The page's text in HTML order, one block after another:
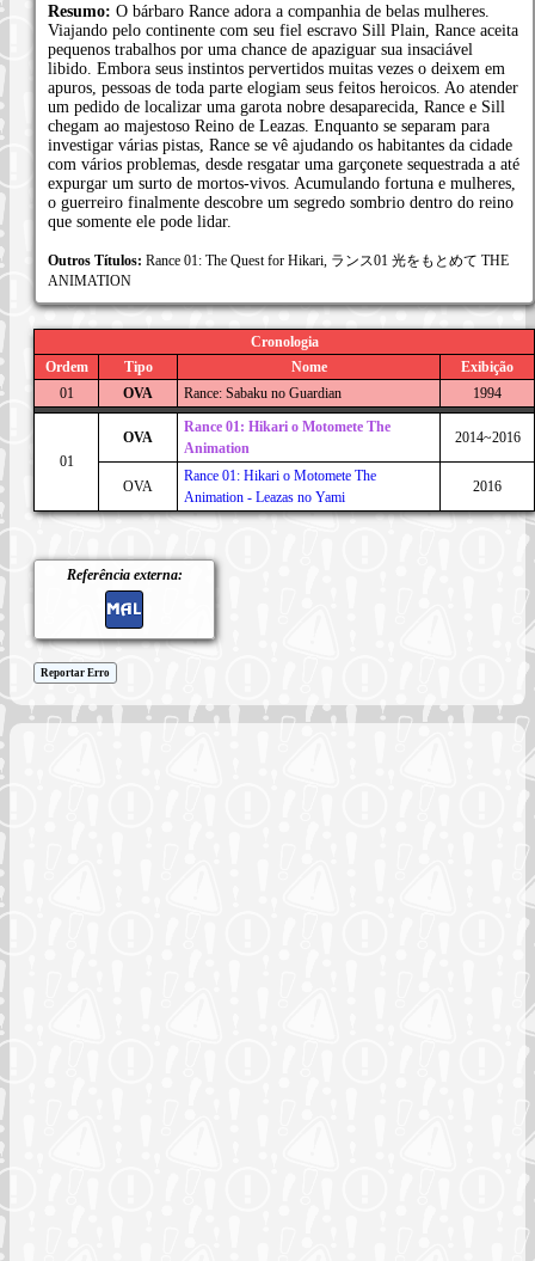
Resumo: O bárbaro Rance adora a companhia de belas mulheres.
Viajando pelo continente com seu fiel escravo Sill Plain, Rance aceita
pequenos trabalhos por uma chance de apaziguar sua insaciável
libido. Embora seus instintos pervertidos muitas vezes o deixem em
apuros, pessoas de toda parte elogiam seus feitos heroicos. Ao atender
um pedido de localizar uma garota nobre desaparecida, Rance e Sill
chegam ao majestoso Reino de Leazas. Enquanto se separam para
investigar várias pistas, Rance se vê ajudando os habitantes da cidade
com vários problemas, desde resgatar uma garçonete sequestrada a até
expurgar um surto de mortos-vivos. Acumulando fortuna e mulheres,
o guerreiro finalmente descobre um segredo sombrio dentro do reino
que somente ele pode lidar.
Outros Títulos: Rance 01: The Quest for Hikari, ランス01 光をもとめて THE
ANIMATION
Cronologia
Ordem
Tipo Nome
Exibição
01
OVA Rance: Sabaku no Guardian 1994
01
OVA
Rance 01: Hikari o Motomete The
Animation
2014~2016
OVA
Rance 01: Hikari o Motomete The
Animation - Leazas no Yami
2016
Referência externa:
Reportar Erro